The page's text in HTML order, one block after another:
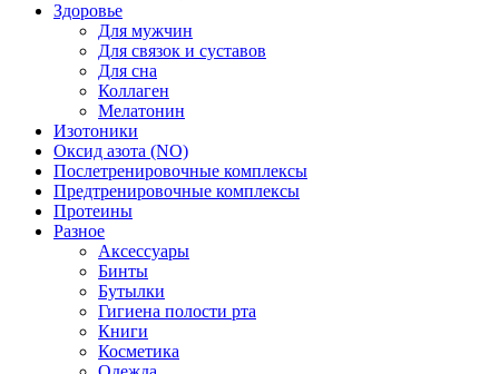
Здоровье
Для мужчин
Для связок и суставов
Для сна
Коллаген
Мелатонин
Изотоники
Оксид азота (NO)
Послетренировочные комплексы
Предтренировочные комплексы
Протеины
Разное
Аксессуары
Бинты
Бутылки
Гигиена полости рта
Книги
Косметика